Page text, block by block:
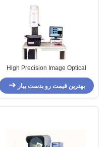
High Precision Image Optical
Measuring Instruments , Digital
Measurement
بهترین قیمت رو بدست بیار